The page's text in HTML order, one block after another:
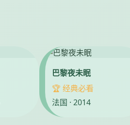
巴黎夜未眠
🏆 经典必看
法国 · 2014